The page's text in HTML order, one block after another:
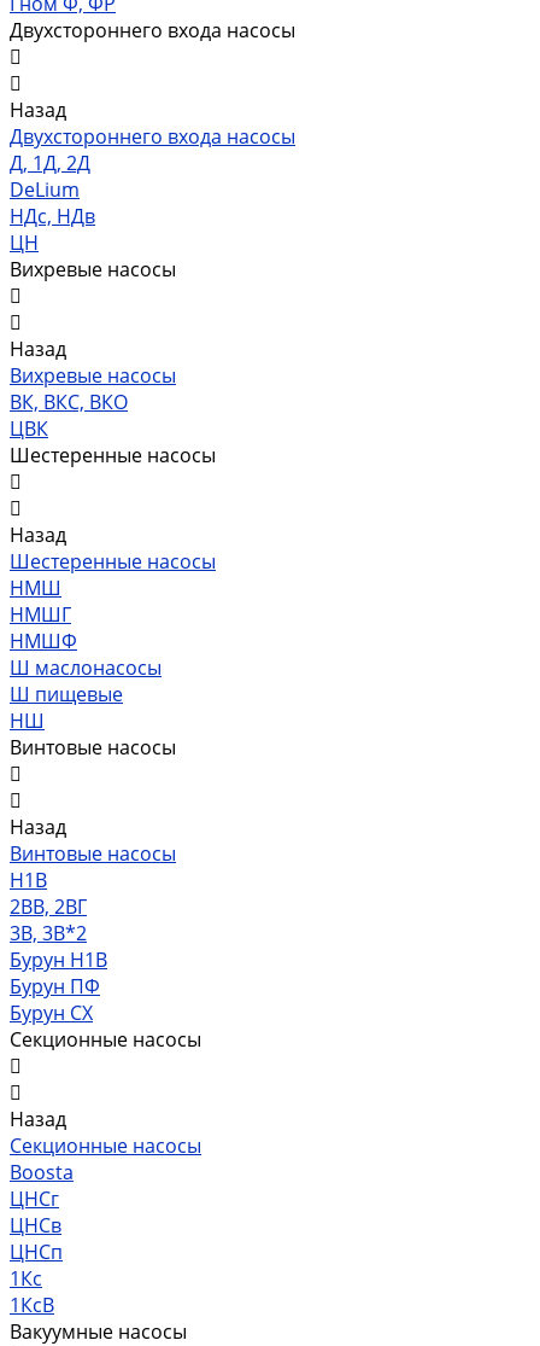
Двухстороннего входа насосы
Назад
Двухстороннего входа насосы
Д, 1Д, 2Д
DeLium
НДс, НДв
ЦН
Вихревые насосы
Назад
Вихревые насосы
ВК, ВКС, ВКО
ЦВК
Шестеренные насосы
Назад
Шестеренные насосы
НМШ
НМШГ
НМШФ
Ш маслонасосы
Ш пищевые
НШ
Винтовые насосы
Назад
Винтовые насосы
Н1В
2ВВ, 2ВГ
3В, 3В*2
Бурун Н1В
Бурун ПФ
Бурун СХ
Секционные насосы
Назад
Секционные насосы
Boosta
ЦНСг
ЦНСв
ЦНСп
1Кс
1КсВ
Вакуумные насосы